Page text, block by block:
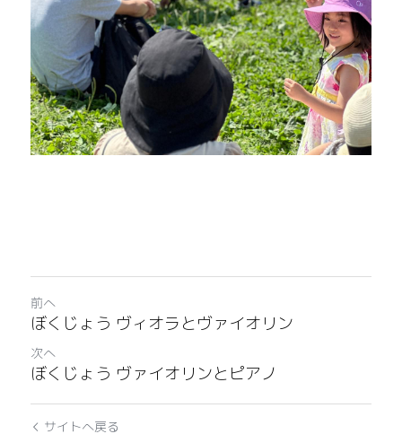
前へ
ぼくじょう ヴィオラとヴァイオリン
次へ
ぼくじょう ヴァイオリンとピアノ
サイトへ戻る